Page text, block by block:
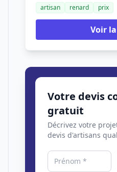
artisan
renard prix
Voir
Votre devis
gratuit
Décrivez votre
devis d'artisans